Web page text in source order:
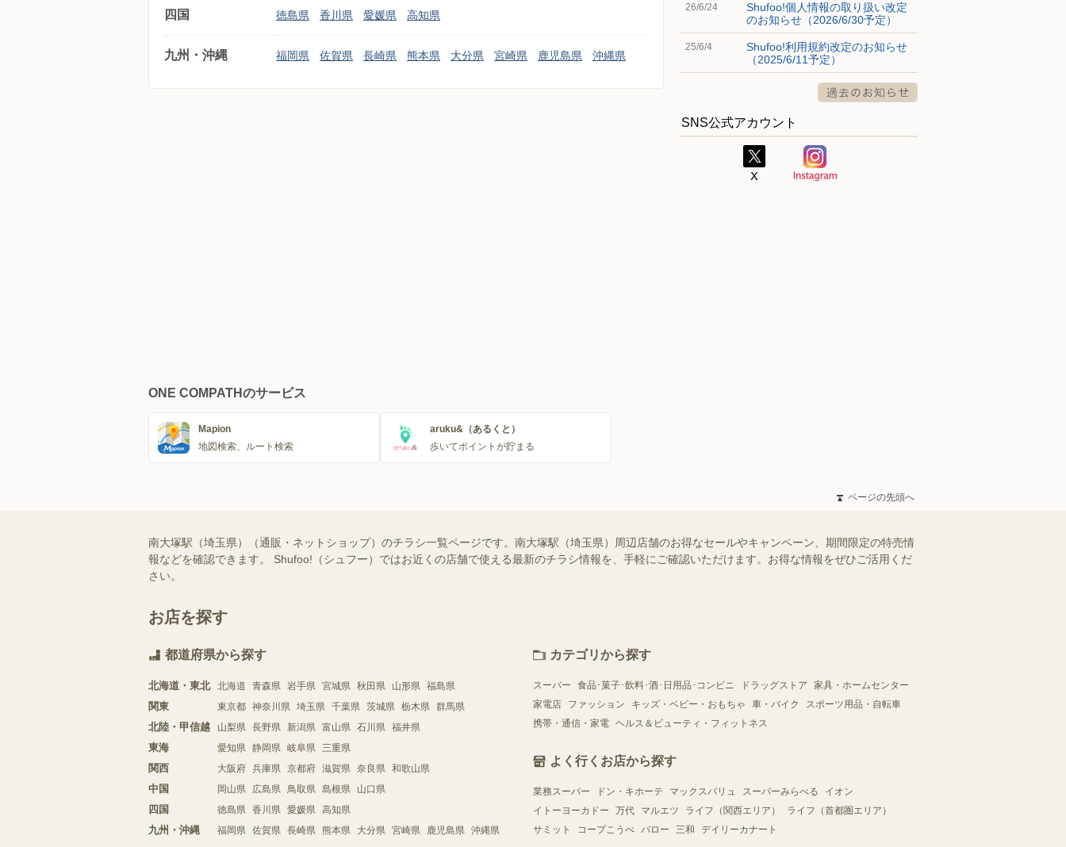
四国 徳島県 香川県 愛媛県 高知県
九州・沖縄 福岡県 佐賀県 長崎県 熊本県 大分県 宮崎県 鹿児島県 沖縄県
26/6/24
Shufoo!個人情報の取り扱い改定
のお知らせ（2026/6/30予定）
25/6/4
Shufoo!利用規約改定のお知らせ
（2025/6/11予定）
SNS公式アカウント
ONE COMPATHのサービス
Mapion
地図検索、ルート検索
aruku&（あるくと）
歩いてポイントが貯まる
ページの先頭へ
南大塚駅（埼玉県）（通販・ネットショップ）のチラシ一覧ページです。南大塚駅（埼玉県）周辺店舗のお得なセールやキャンペーン、期間限定の特売情
報などを確認できます。 Shufoo!（シュフー）ではお近くの店舗で使える最新のチラシ情報を、手軽にご確認いただけます。お得な情報をぜひご活用くだ
さい。
お店を探す
都道府県から探す
北海道・東北 北海道 青森県 岩手県 宮城県 秋田県 山形県 福島県
関東 東京都 神奈川県 埼玉県 千葉県 茨城県 栃木県 群馬県
北陸・甲信越 山梨県 長野県 新潟県 富山県 石川県 福井県
東海 愛知県 静岡県 岐阜県 三重県
関西 大阪府 兵庫県 京都府 滋賀県 奈良県 和歌山県
中国 岡山県 広島県 鳥取県 島根県 山口県
四国 徳島県 香川県 愛媛県 高知県
九州・沖縄 福岡県 佐賀県 長崎県 熊本県 大分県 宮崎県 鹿児島県 沖縄県
カテゴリから探す
スーパー 食品･菓子･飲料･酒･日用品･コンビニ ドラッグストア
家具・ホームセンター
家電店
ファッション キッズ・ベビー・おもちゃ 車・バイク
スポーツ用品・自転車
携帯・通信・家電 ヘルス＆ビューティ・フィットネス
よく行くお店から探す
業務スーパー ドン・キホーテ マックスバリュ スーパーみらべる
イオン
イトーヨーカドー
万代 マルエツ ライフ（関西エリア）
ライフ（首都圏エリア）
サミット
コープこうべ バロー 三和 デイリーカナート